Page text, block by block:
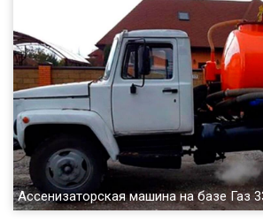
Ассенизаторская машина на базе Газ